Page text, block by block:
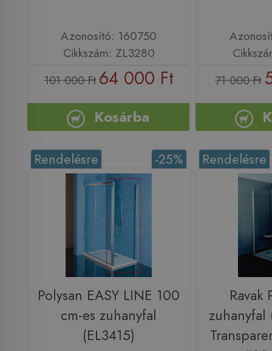
Azonosító: 160750
Cikkszám: ZL3280
101 000 Ft 64 000 Ft
Kosárba
71 000 Ft
-25%
Rendelésre
Polysan EASY LINE 100
cm-es zuhanyfal
(EL3415)
Rendelésre
Ravak
zuhanyfal